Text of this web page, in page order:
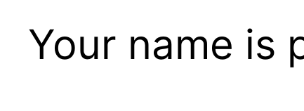
Your name is